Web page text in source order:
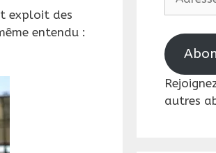
exploit des
entendu :
autres